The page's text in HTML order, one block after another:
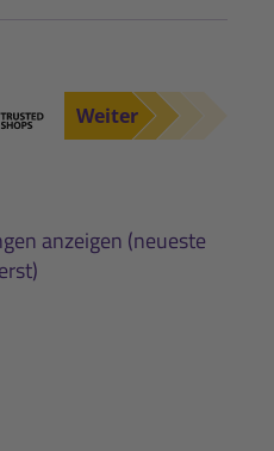
Weiter
anzeigen (neueste